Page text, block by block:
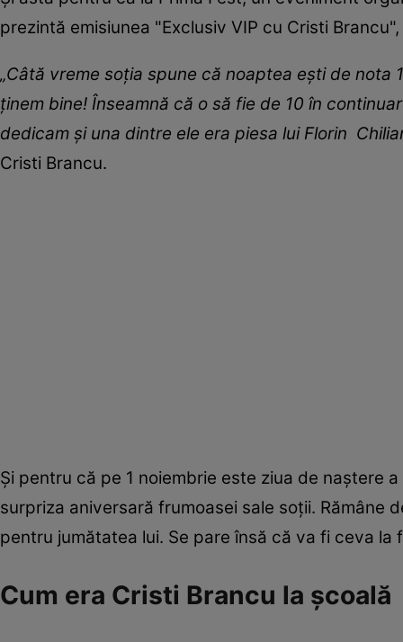
prezintă emisiunea "Exclusiv VIP cu Cristi
„Câtă vreme soția spune că noaptea ești de nota
ținem bine! Înseamnă că o să fie de 10 în
dedicam și una dintre ele era piesa lui Florin
Cristi Brancu.
Și pentru că pe 1 noiembrie este ziua de naștere
surpriza aniversară frumoasei sale soții.
pentru jumătatea lui. Se pare însă că va fi ceva
Cum era Cristi Brancu la școală